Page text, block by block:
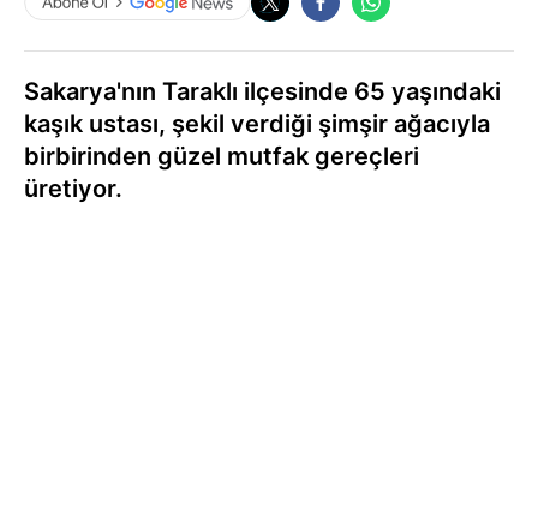
Sakarya'nın Taraklı ilçesinde 65 yaşındaki
kaşık ustası, şekil verdiği şimşir ağacıyla
birbirinden güzel mutfak gereçleri
üretiyor.